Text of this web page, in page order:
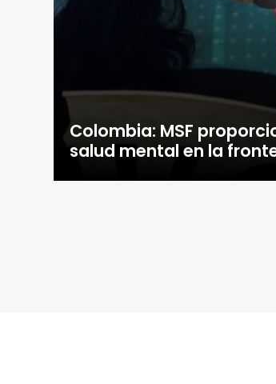
Colombia: MSF
salud mental en la